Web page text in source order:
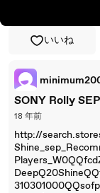
いいね
SONY Rolly
18 年前
http://